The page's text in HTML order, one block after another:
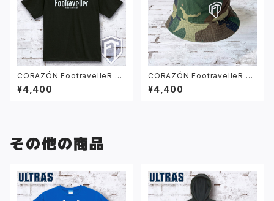
CORAZÓN FootravelleR ロ
ゴ Tシャツ ブラック
¥4,400
CORAZÓN FootravelleR ワ
ッペン ロゴ バケットハット カモ
フラージュ
¥4,400
その他の商品